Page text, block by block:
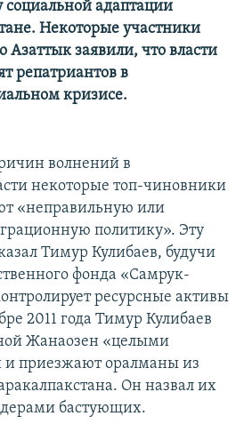
адаптации
Некоторые участники
Азаттык заявили, что власти
репатриантов в
кризисе.
волнений в
некоторые топ-чиновники
«неправильную или
политику». Эту
Тимур Кулибаев, будучи
фонда «Самрук-
ресурсные активы
2011 года Тимур Кулибаев
Жанаозен «целыми
и приезжают оралманы из
Он назвал их
бастующих.